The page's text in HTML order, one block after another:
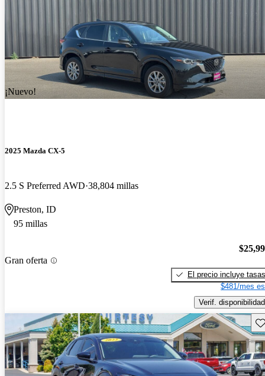
¡Nuevo!
2025 Mazda CX-5
2.5 S Preferred AWD 38,804 millas
Preston, ID
95 millas
Gran oferta
El precio incluye tasas
$481/mes
Verif. disponibilidad